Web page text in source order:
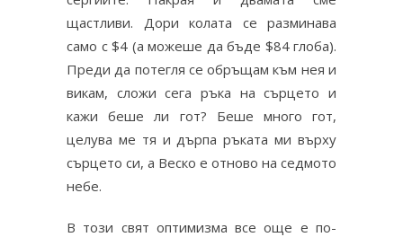
щастливи. Дори колата се разминава
само с $4 (а можеше да бъде $84 глоба).
Преди да потегля се обръщам към нея и
викам, сложи сега ръка на сърцето и
кажи беше ли гот? Беше много гот,
целува ме тя и дърпа ръката ми върху
сърцето си, а Веско е отново на седмото
небе.
В този свят оптимизма все още е по-